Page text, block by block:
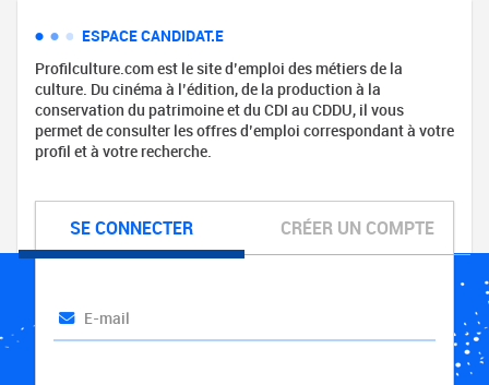
ESPACE CANDIDAT.E
Profilculture.com est le site d’emploi des métiers de la
culture. Du cinéma à l’édition, de la production à la
conservation du patrimoine et du CDI au CDDU, il vous
permet de consulter les offres d’emploi correspondant à votre
profil et à votre recherche.
SE CONNECTER CRÉER UN COMPTE
E-mail